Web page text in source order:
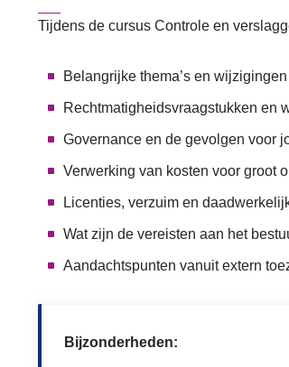
Tijdens de cursus Controle en
Belangrijke thema’s en
Rechtmatigheidsvraagstukken en
Governance en de gevolgen voor
Verwerking van kosten voor groot
Licenties, verzuim en
Wat zijn de vereisten aan het
Aandachtspunten vanuit extern
Bijzonderheden: